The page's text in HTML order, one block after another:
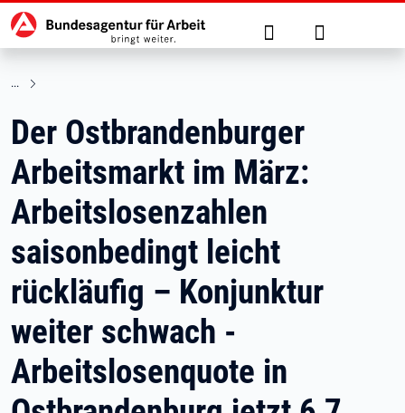
zu den Hauptinhalten springen
Hauptnavigation Suche Anmelden
Der Ostbrandenburger
Arbeitsmarkt im März:
Arbeitslosenzahlen
saisonbedingt leicht
rückläufig – Konjunktur
weiter schwach -
Arbeitslosenquote in